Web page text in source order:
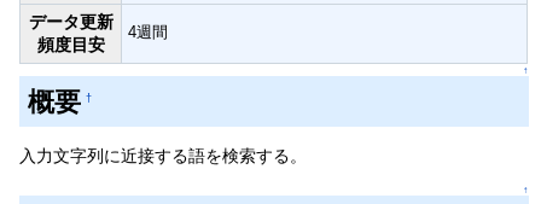
データ更新
頻度目安
4週間
↑
概要 †
入力文字列に近接する語を検索する。
↑